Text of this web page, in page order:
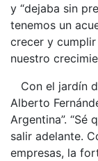
y “dejaba sin
tenemos un
crecer y
nuestro
Con el jardín
Alberto
Argentina”. “Sé
salir adelante.
empresas, la